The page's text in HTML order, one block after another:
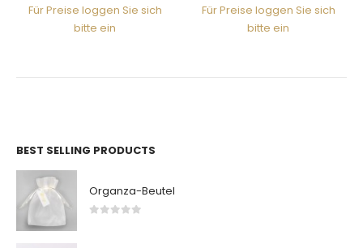
Für Preise loggen Sie sich
bitte ein
Für Preise loggen Sie sich
bitte ein
BEST SELLING PRODUCTS
Organza-Beutel